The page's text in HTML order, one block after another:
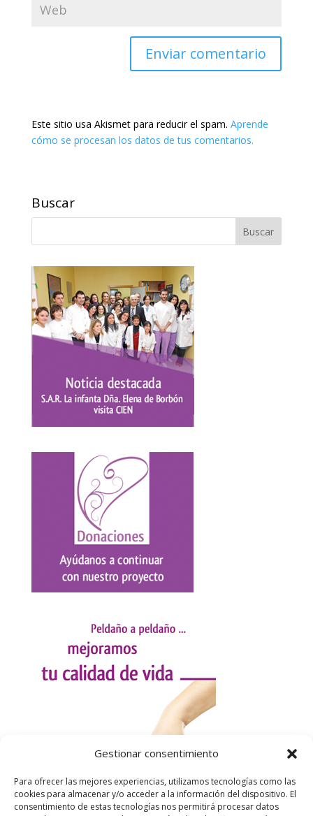
Gestionar consentimiento
Para ofrecer las mejores experiencias, utilizamos tecnologías como las
cookies para almacenar y/o acceder a la información del dispositivo. El
consentimiento de estas tecnologías nos permitirá procesar datos
Este sitio usa Akismet para reducir el spam. Aprende
cómo se procesan los datos de tus comentarios.
Buscar